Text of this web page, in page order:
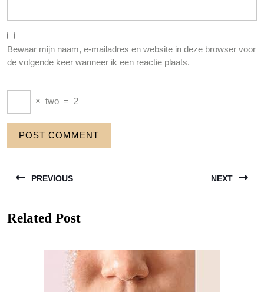
Bewaar mijn naam, e-mailadres en website in deze browser voor
de volgende keer wanneer ik een reactie plaats.
× two = 2
PREVIOUS
post:
NEXT
Related Post